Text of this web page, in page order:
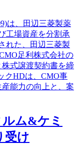
は、田辺三菱製薬
工場資産を分割承
れた、田辺三菱製
足利株式会社の
式譲渡契約書を締
クHDは、CMO事
能力の向上と、案
ム&ケミ
受け